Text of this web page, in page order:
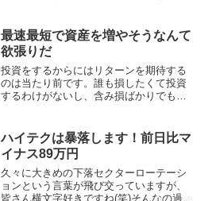
な売買がリターンを減らしていることの
証左だ...
最速最短で資産を増やそうなんて
欲張りだ
投資をするからにはリターンを期待する
のは当たり前です。誰も損したくて投資
するわけがないし、含み損ばかりでも
す（笑）自身が抱えている含み損や、他
人の方が儲かっていることが...
ハイテクは暴落します！前日比マ
イナス89万円
久々に大きめの下落セクターローテーシ
ョンという言葉が飛び交っていますが、
皆さん横文字好きですね(笑)そんなの過去